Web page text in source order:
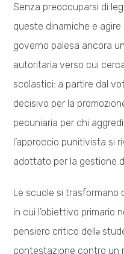
Senza preoccuparsi di
queste dinamiche e
governo palesa ancora
autoritaria verso cui
scolastici: a partire dal
decisivo per la
pecuniaria per chi
l’approccio punitivista si
adottato per la gestione
Le scuole si trasformano
in cui l’obiettivo primario
pensiero critico dellə
contestazione contro un